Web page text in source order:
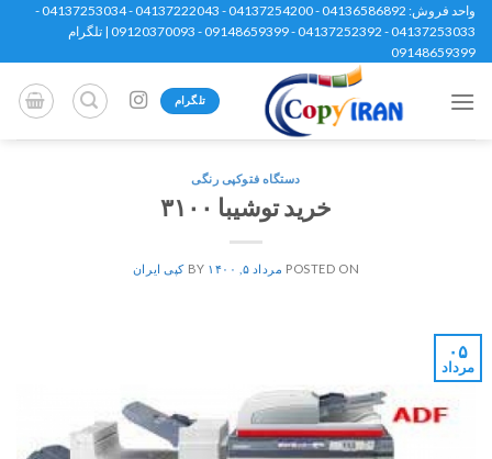
Skip
content
واحد فروش: 04136586892 - 04137254200 - 04137222043 - 04137253034 -
04137253033 - 04137252392 - 09148659399 - 09120370093 | تلگرام
09148659399
تلگرام
دستگاه فتوکپی رنگی
خرید توشیبا ۳۱۰۰
POSTED ON مرداد ۵, ۱۴۰۰ کپی ایران
۰۵
مرداد